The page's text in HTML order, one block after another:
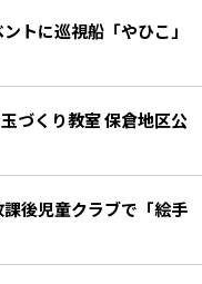
トに巡視船「やひこ」
づくり教室 保倉地区公
後児童クラブで「絵手